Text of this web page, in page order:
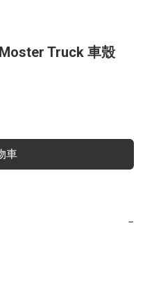
Truck 車殼
車
−